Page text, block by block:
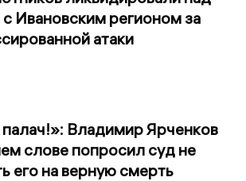
Ивановским регионом за
атаки
Владимир Ярченков
слове попросил суд не
его на верную смерть